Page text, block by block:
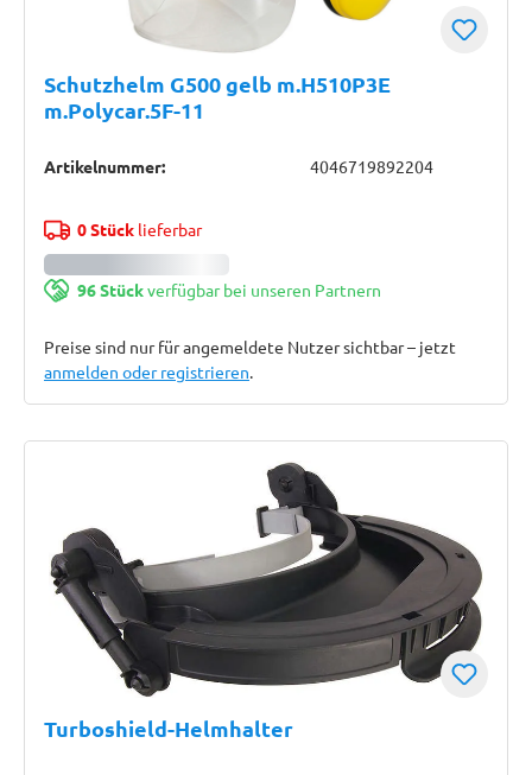
Schutzhelm G500 gelb m.H510P3E
m.Polycar.5F-11
Artikelnummer: 4046719892204
0 Stücklieferbar
96 Stückverfügbar bei unseren Partnern
Preise sind nur für angemeldete Nutzer sichtbar – jetzt
anmelden oder registrieren.
Turboshield-Helmhalter